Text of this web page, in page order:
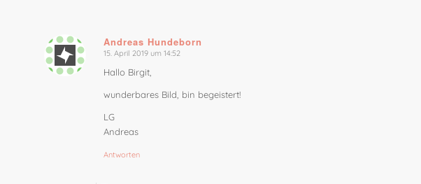
Andreas Hundeborn
sagte:
15. April 2019 um 14:52
Hallo Birgit,
wunderbares Bild, bin begeistert!
LG
Andreas
Antworten